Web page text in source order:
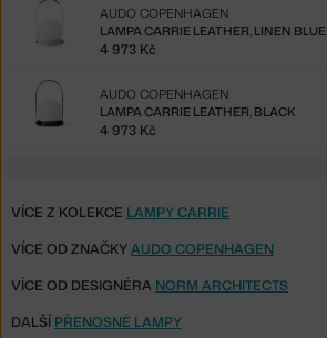
LAMPA CARRIE LEATHER, LINEN BLUE
AUDO COPENHAGEN
4 973 Kč
LAMPA CARRIE LEATHER, BLACK
AUDO COPENHAGEN
4 973 Kč
VÍCE Z KOLEKCE LAMPY CARRIE
VÍCE OD ZNAČKYAUDO COPENHAGEN
VÍCE OD DESIGNÉRA NORM ARCHITECTS
DALŠÍ PŘENOSNÉ LAMPY